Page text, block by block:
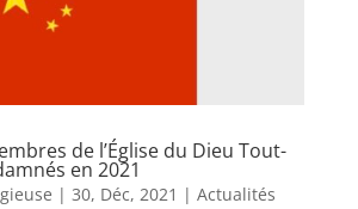
de l’Église du Dieu Tout-
en 2021
| 30, Déc, 2021 | Actualités